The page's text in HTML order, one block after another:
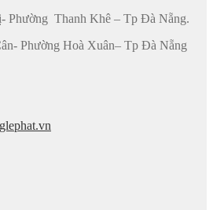
Phường Thanh Khê – Tp Đà Nẵng.
Phường Hoà Xuân– Tp Đà Nẵng